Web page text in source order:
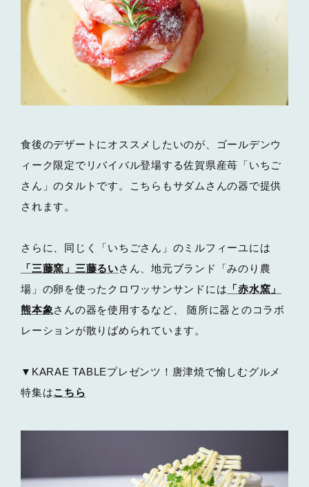
食後のデザートにオススメしたいのが、ゴールデンウ
ィーク限定でリバイバル登場する佐賀県産苺「いちご
さん」のタルトです。こちらもサダムさんの器で提供
されます。
さらに、同じく「いちごさん」のミルフィーユには
「三藤窯」三藤るいさん、地元ブランド「みのり農
場」の卵を使ったクロワッサンサンドには 「赤水窯」
熊本象さんの器を使用するなど、 随所に器とのコラボ
レーションが散りばめられています。
▼KARAE TABLEプレゼンツ！唐津焼で愉しむグルメ
特集はこちら